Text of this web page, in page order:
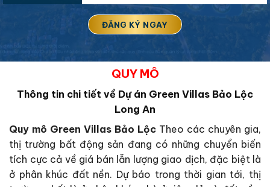
QUY MÔ
Thông tin chi tiết về Dự án Green Villas Bảo Lộc
Long An
Quy mô Green Villas Bảo Lộc Theo các chuyên gia,
thị trường bất động sản đang có những chuyển biến
tích cực cả về giá bán lẫn lượng giao dịch, đặc biệt là
ở phân khúc đất nền. Dự báo trong thời gian tới, thị